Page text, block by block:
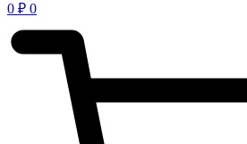
0 ₽ 0